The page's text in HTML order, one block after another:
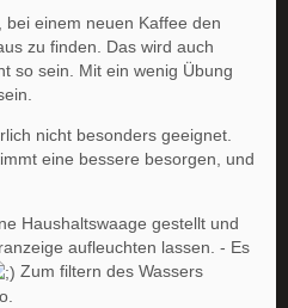
einem neuen Kaffee den
zu finden. Das wird auch
so sein. Mit ein wenig Übung
nicht besonders geeignet.
eine bessere besorgen, und
Haushaltswaage gestellt und
aufleuchten lassen. - Es
Zum filtern des Wassers